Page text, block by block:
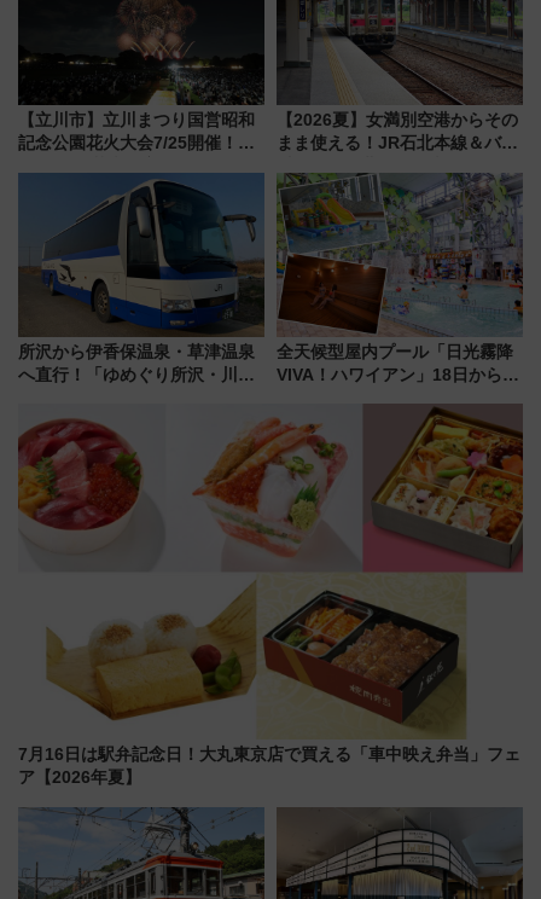
【立川市】立川まつり国営昭和
記念公園花火大会7/25開催！
混雑に要注意、その理由は
【2026夏】女満別空港からその
まま使える！JR石北本線＆バス
ーパス」でおトクに道東観光
（8/3発売）
所沢から伊香保温泉・草津温泉
へ直行！「ゆめぐり所沢・川越
軽に 運行ダイヤ・運賃を解説
全天候型屋内プール「日光霧降
VIVA！ハワイアン」18日から営
ァミリーから大人まで幅広い世
代が一日中楽しる夏のリゾート
を楽しんで
7月16日は駅弁記念日！大丸東京店で買える「車中映え弁当」フェ
ア【2026年夏】